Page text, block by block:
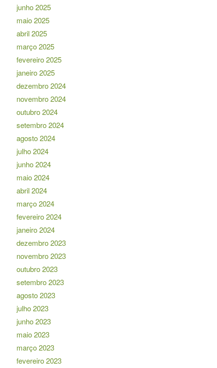
junho 2025
maio 2025
abril 2025
março 2025
fevereiro 2025
janeiro 2025
dezembro 2024
novembro 2024
outubro 2024
setembro 2024
agosto 2024
julho 2024
junho 2024
maio 2024
abril 2024
março 2024
fevereiro 2024
janeiro 2024
dezembro 2023
novembro 2023
outubro 2023
setembro 2023
agosto 2023
julho 2023
junho 2023
maio 2023
março 2023
fevereiro 2023